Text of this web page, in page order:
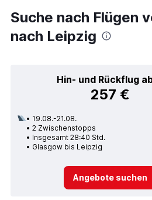
Suche nach Flügen
nach Leipzig
Hin- und Rückflug
257 €
19.08.-21.08.
2 Zwischenstopps
Insgesamt 28:40 Std.
Glasgow bis Leipzig
Angebote suchen